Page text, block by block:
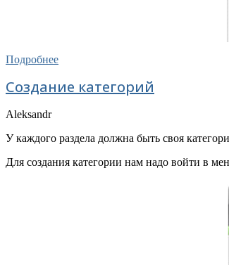
Подробнее
Создание категорий
Aleksandr
У каждого раздела должна быть своя
Для создания категории нам надо войти в